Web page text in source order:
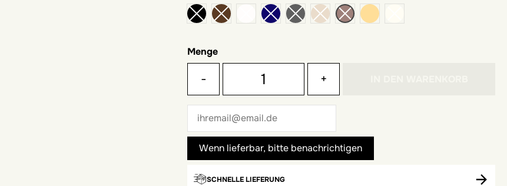
beige Praline
Menge
- +
SCHNELLE LIEFERUNG